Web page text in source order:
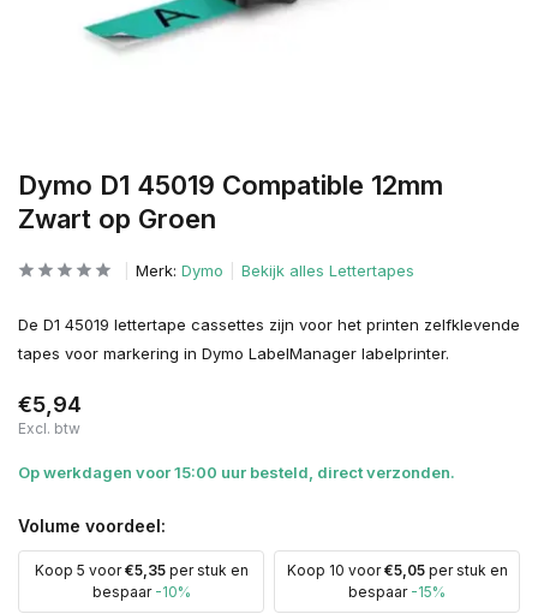
Dymo D1 45019 Compatible 12mm
Zwart op Groen
Merk: Dymo Bekijk alles Lettertapes
De D1 45019 lettertape cassettes zijn voor het printen zelfklevende
tapes voor markering in Dymo LabelManager labelprinter.
€5,94
Excl. btw
Op werkdagen voor 15:00 uur besteld, direct verzonden.
Volume voordeel:
Koop 5 voor€5,35per stuk en
bespaar -10%
Koop 10 voor€5,05per stuk en
bespaar -15%